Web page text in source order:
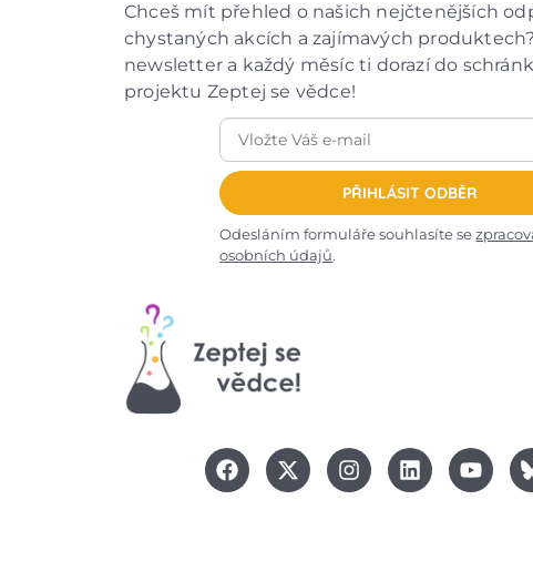
Chceš mít přehled o našich nejčtenějších
chystaných akcích a zajímavých
newsletter a každý měsíc ti dorazí do
projektu Zeptej se vědce!
PŘIHLÁSIT ODBĚR
Odesláním formuláře souhlasíte se
osobních údajů.